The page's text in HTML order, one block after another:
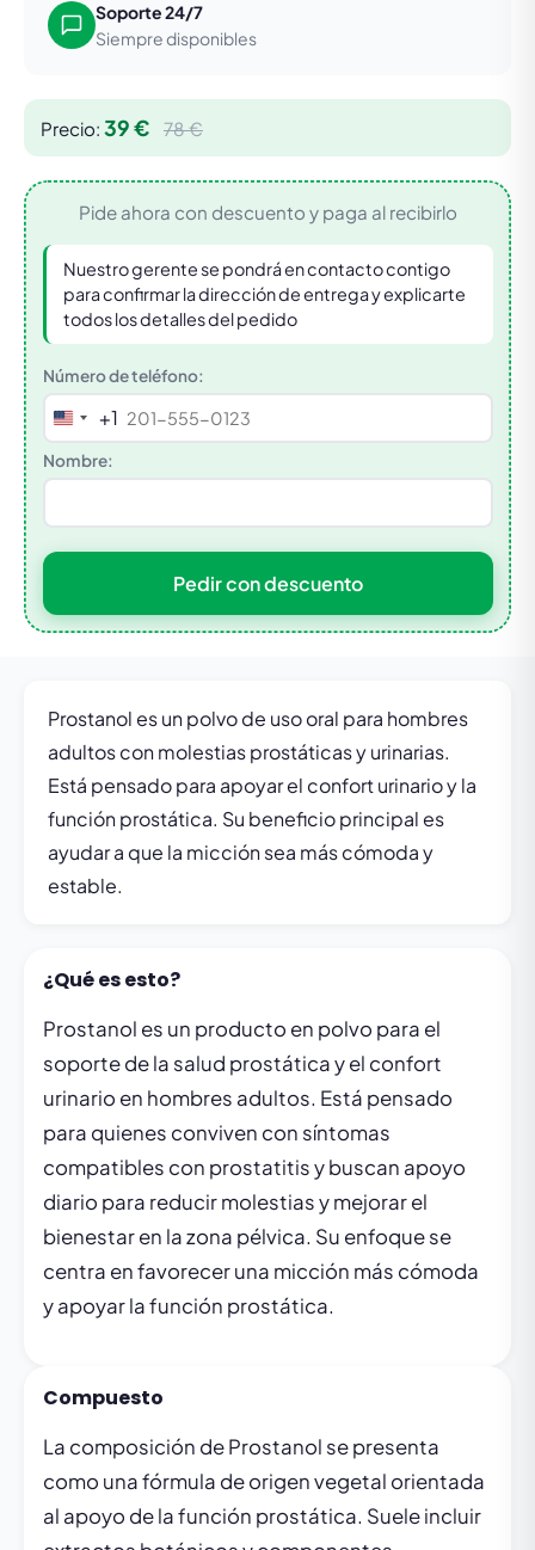
Soporte 24/7
Siempre disponibles
Precio: 39 € 78 €
Pide ahora con descuento y paga al recibirlo
Nuestro gerente se pondrá en contacto contigo
para confirmar la dirección de entrega y explicarte
todos los detalles del pedido
Número de teléfono:
United
States
+1
+1
Nombre:
Pedir con descuento
Prostanol es un polvo de uso oral para hombres
adultos con molestias prostáticas y urinarias.
Está pensado para apoyar el confort urinario y la
función prostática. Su beneficio principal es
ayudar a que la micción sea más cómoda y
estable.
¿Qué es esto?
Prostanol es un producto en polvo para el
soporte de la salud prostática y el confort
urinario en hombres adultos. Está pensado
para quienes conviven con síntomas
compatibles con prostatitis y buscan apoyo
diario para reducir molestias y mejorar el
bienestar en la zona pélvica. Su enfoque se
centra en favorecer una micción más cómoda
y apoyar la función prostática.
Compuesto
La composición de Prostanol se presenta
como una fórmula de origen vegetal orientada
al apoyo de la función prostática. Suele incluir